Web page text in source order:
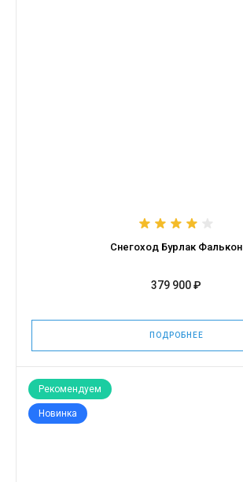
Снегоход Бурлак Фалькон
379 900 ₽
ПОДРОБНЕЕ
Рекомендуем
Новинка